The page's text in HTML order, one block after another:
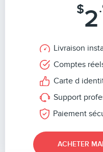
$2
Livraison
Comptes
Carte d
Support
Paiement
ACHETER